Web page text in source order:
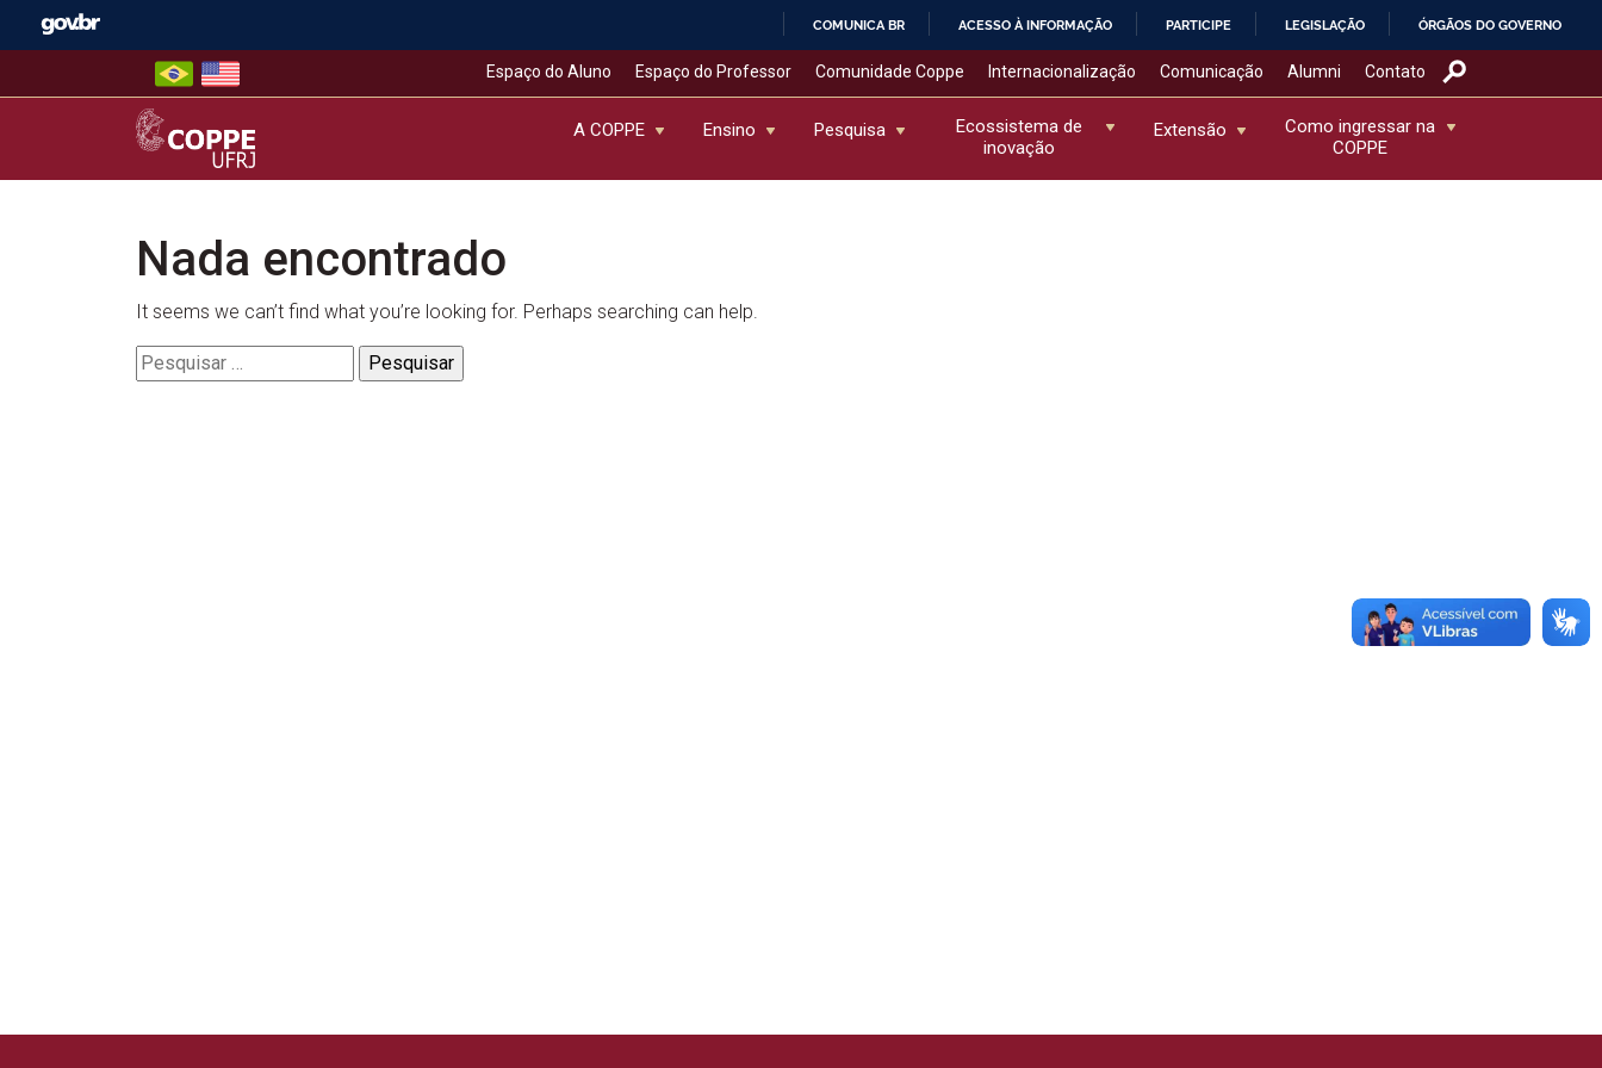
COMUNICA BR ACESSO À INFORMAÇÃO PARTICIPE LEGISLAÇÃO ÓRGÃOS DO GOVERNO
Espaço do Aluno Espaço do Professor Comunidade Coppe Internacionalização Comunicação Alumni Contato
COPPE – UFRJ
A COPPE Ensino Pesquisa
Ecossistema de
inovação
Extensão
Como ingressar na
COPPE
Nada encontrado
It seems we can’t find what you’re looking for. Perhaps searching can help.
Pesquisar
por: